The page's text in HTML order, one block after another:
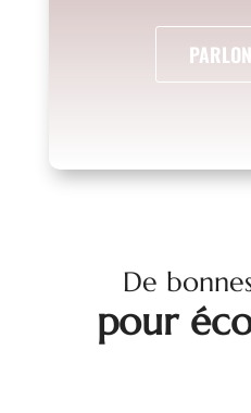
De
pour